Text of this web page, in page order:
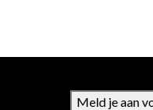
Meld je aan